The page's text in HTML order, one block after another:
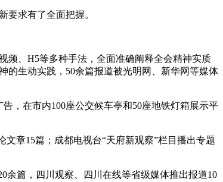
要求有了全面把握。
频、H5等多种手法，全面准确阐释全会精神实质
的生动实践，50余篇报道被光明网、新华网等媒体
，在市内100座公交候车亭和50座地铁灯箱展示平
章15篇；成都电视台“天府新观察”栏目播出专题
余篇，四川观察、四川在线等省级媒体推出报道10